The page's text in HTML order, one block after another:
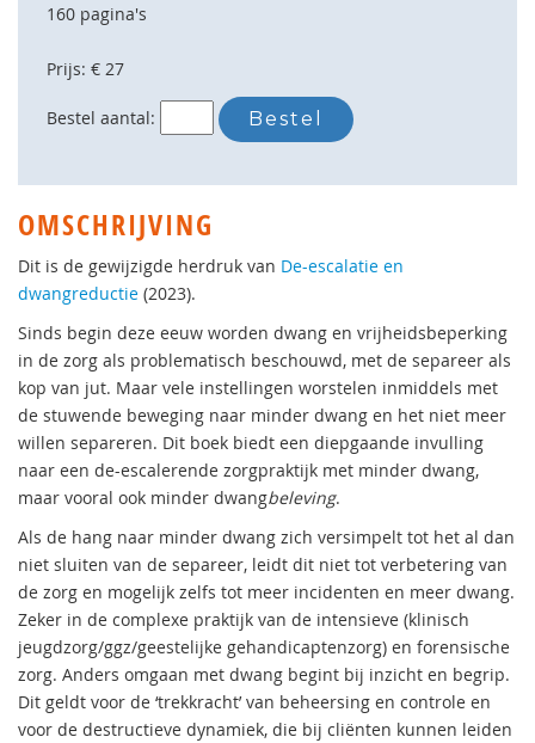
160 pagina's
Prijs: € 27
Bestel aantal:
OMSCHRIJVING
Dit is de gewijzigde herdruk van De-escalatie en
dwangreductie (2023).
Sinds begin deze eeuw worden dwang en vrijheidsbeperking
in de zorg als problematisch beschouwd, met de separeer als
kop van jut. Maar vele instellingen worstelen inmiddels met
de stuwende beweging naar minder dwang en het niet meer
willen separeren. Dit boek biedt een diepgaande invulling
naar een de-escalerende zorgpraktijk met minder dwang,
maar vooral ook minder dwangbeleving.
Als de hang naar minder dwang zich versimpelt tot het al dan
niet sluiten van de separeer, leidt dit niet tot verbetering van
de zorg en mogelijk zelfs tot meer incidenten en meer dwang.
Zeker in de complexe praktijk van de intensieve (klinisch
jeugdzorg/ggz/geestelijke gehandicaptenzorg) en forensische
zorg. Anders omgaan met dwang begint bij inzicht en begrip.
Dit geldt voor de ‘trekkracht’ van beheersing en controle en
voor de destructieve dynamiek, die bij cliënten kunnen leiden